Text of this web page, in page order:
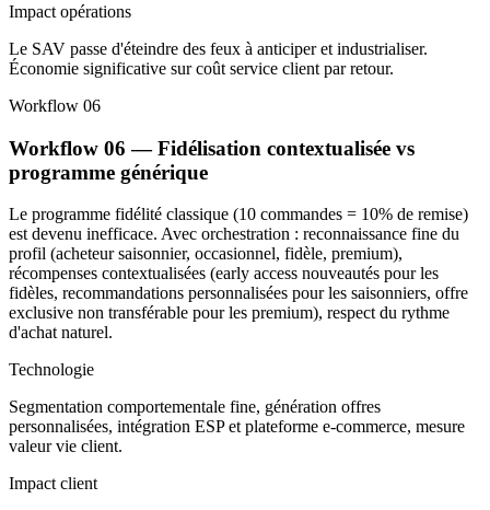
Impact opérations
Le SAV passe d'éteindre des feux à anticiper et industrialiser.
Économie significative sur coût service client par retour.
Workflow 06
Workflow 06 — Fidélisation contextualisée vs
programme générique
Le programme fidélité classique (10 commandes = 10% de remise)
est devenu inefficace. Avec orchestration : reconnaissance fine du
profil (acheteur saisonnier, occasionnel, fidèle, premium),
récompenses contextualisées (early access nouveautés pour les
fidèles, recommandations personnalisées pour les saisonniers, offre
exclusive non transférable pour les premium), respect du rythme
d'achat naturel.
Technologie
Segmentation comportementale fine, génération offres
personnalisées, intégration ESP et plateforme e-commerce, mesure
valeur vie client.
Impact client